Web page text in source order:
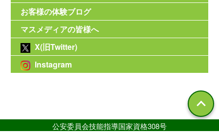
お客様の体験ブログ
マスメディアの皆様へ
X(旧Twitter)
Instagram
公安委員会技能指導国家資格308号